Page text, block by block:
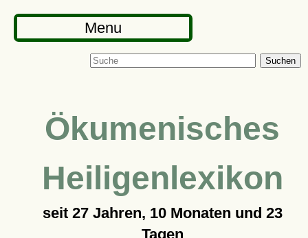
Menu
Suchen
Ökumenisches
Heiligenlexikon
seit 27 Jahren, 10 Monaten und 23
Tagen